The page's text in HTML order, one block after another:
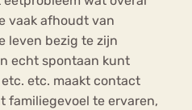
vaak afhoudt van
leven bezig te zijn
echt spontaan kunt
etc. maakt contact
familiegevoel te ervaren,